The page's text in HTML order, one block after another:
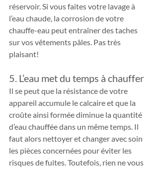
réservoir. Si vous faites votre lavage à
l’eau chaude, la corrosion de votre
chauffe-eau peut entraîner des taches
sur vos vêtements pâles. Pas très
plaisant!
5. L’eau met du temps à chauffer
Il se peut que la résistance de votre
appareil accumule le calcaire et que la
croûte ainsi formée diminue la quantité
d’eau chauffée dans un même temps. Il
faut alors nettoyer et changer avec soin
les pièces concernées pour éviter les
risques de fuites. Toutefois, rien ne vous